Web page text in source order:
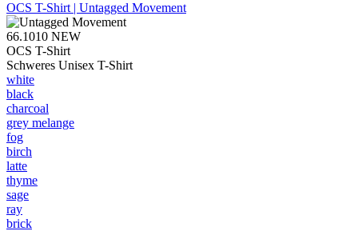
OCS T-Shirt | Untagged Movement
66.1010 NEW
OCS T-Shirt
Schweres Unisex T-Shirt
white
black
charcoal
grey melange
fog
birch
latte
thyme
sage
ray
brick